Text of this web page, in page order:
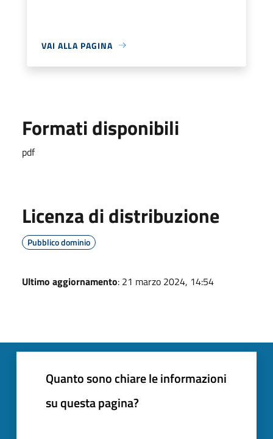
VAI ALLA PAGINA
Formati disponibili
pdf
Licenza di distribuzione
Pubblico dominio
Ultimo aggiornamento: 21 marzo 2024, 14:54
Quanto sono chiare le informazioni
su questa pagina?